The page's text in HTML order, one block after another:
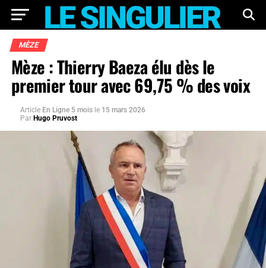
MÈZE
Mèze : Thierry Baeza élu dès le
premier tour avec 69,75 % des voix
Article En Ligne 5 mois le 15 mars 2026
Par Hugo Pruvost